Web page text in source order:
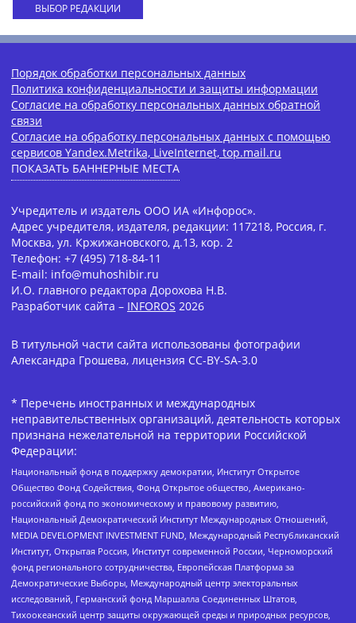
ВЫБОР РЕДАКЦИИ
Порядок обработки персональных данных
Политика конфиденциальности и защиты информации
Согласие на обработку персональных данных обратной
связи
Согласие на обработку персональных данных с помощью
сервисов Yandex.Metrika, LiveInternet, top.mail.ru
ПОКАЗАТЬ БАННЕРНЫЕ МЕСТА
Учредитель и издатель ООО ИА «Инфорос».
Адрес учредителя, издателя, редакции: 117218, Россия, г.
Москва, ул. Кржижановского, д.13, кор. 2
Телефон: +7 (495) 718-84-11
E-mail: info@muhoshibir.ru
И.О. главного редактора Дорохова Н.В.
Разработчик сайта – INFOROS 2026
В титульной части сайта использованы фотографии
Александра Грошева, лицензия CC-BY-SA-3.0
* Перечень иностранных и международных
неправительственных организаций, деятельность которых
признана нежелательной на территории Российской
Федерации:
Национальный фонд в поддержку демократии, Институт Открытое
Общество Фонд Содействия, Фонд Открытое общество, Американо-
российский фонд по экономическому и правовому развитию,
Национальный Демократический Институт Международных Отношений,
MEDIA DEVELOPMENT INVESTMENT FUND, Международный Республиканский
Институт, Открытая Россия, Институт современной России, Черноморский
фонд регионального сотрудничества, Европейская Платформа за
Демократические Выборы, Международный центр электоральных
исследований, Германский фонд Маршалла Соединенных Штатов,
Тихоокеанский центр защиты окружающей среды и природных ресурсов,